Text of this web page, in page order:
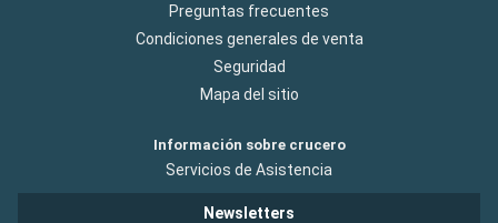
Preguntas frecuentes
Condiciones generales de venta
Seguridad
Mapa del sitio
Información sobre crucero
Servicios de Asistencia
Newsletters